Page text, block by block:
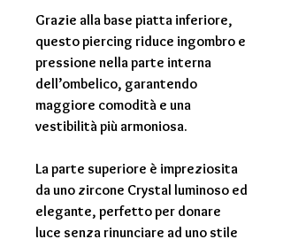
Grazie alla base piatta inferiore,
questo piercing riduce ingombro e
pressione nella parte interna
dell’ombelico, garantendo
maggiore comodità e una
vestibilità più armoniosa.
La parte superiore è impreziosita
da uno zircone Crystal luminoso ed
elegante, perfetto per donare
luce senza rinunciare ad uno stile